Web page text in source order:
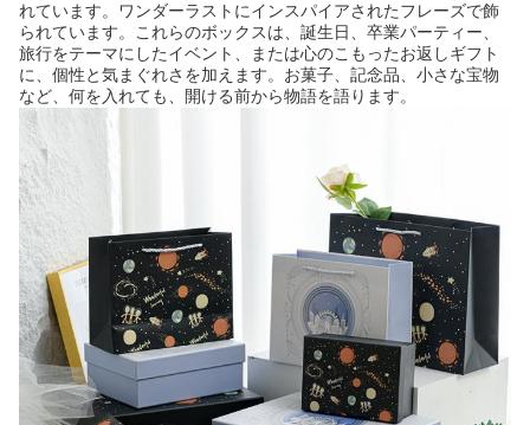
れています。ワンダーラストにインスパイアされたフレーズで飾
られています。これらのボックスは、誕生日、卒業パーティー、
旅行をテーマにしたイベント、または心のこもったお返しギフト
に、個性と気まぐれさを加えます。お菓子、記念品、小さな宝物
など、何を入れても、開ける前から物語を語ります。